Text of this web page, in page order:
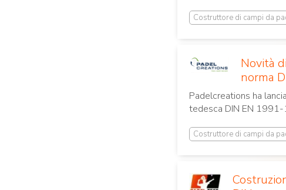
Costruttore di campi da
Novità
norma
Padelcreations ha
tedesca DIN EN
Costruttore di campi da